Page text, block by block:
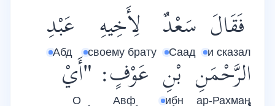
فَقَالَ
и сказал
سَعْدٌ
Саад
لِأَخِيهِ
своему брату
عَبْدِ
Абд
الرَّحْمَنِ
ар-Рахман
بْنِ
ибн
عَوْفٍ:
Авф
"أَيْ
О